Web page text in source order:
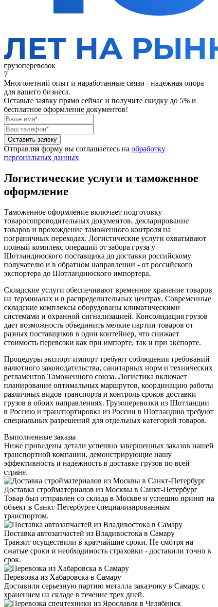
грузоперевозок
7
Многолетний опыт и наработанные связи - надежная опора
для вашего бизнеса.
Оставьте заявку прямо сейчас и получите скидку до 5% и
бесплатное оформление документов!
Оставить заявку
Отправляя форму вы соглашаетесь на обработку
персональных данных
Логистические услуги и таможенное
оформление
Таможенное оформление включает подготовку
товаросопроводительных документов, декларирование
товаров и прохождение таможенного контроля на
пограничных переходах. Логистические услуги охватывают
полный комплекс операций от забора груза у
Шотландиюского поставщика до доставки российскому
получателю и в обратном направлении - от российского
экспортера до Шотландиюского импортера.
Складские услуги обеспечивают временное хранение товаров
на терминалах и в распределительных центрах. Современные
складские комплексы оборудованы климатическими
системами и охранной сигнализацией. Консолидация грузов
дает возможность объединить мелкие партии товаров от
разных поставщиков в один контейнер, что снижает
стоимость перевозки как при импорте, так и при экспорте.
Процедуры экспорт-импорт требуют соблюдения требований
валютного законодательства, санитарных норм и технических
регламентов Таможенного союза. Логистика включает
планирование оптимальных маршрутов, координацию работы
различных видов транспорта и контроль сроков доставки
грузов в обоих направлениях. Грузоперевозки из Шотландии
в Россию и транспортировка из России в Шотландию требуют
специальных разрешений для отдельных категорий товаров.
Выполненные заказы
Ниже приведены детали успешно завершенных заказов нашей
транспортной компании, демонстрирующие нашу
эффективность и надежность в доставке грузов по всей
стране.
Доставка стройматериалов из Москвы в Санкт-Петербург
Товар был отправлен со склада в Москве и успешно принят на
объект в Санкт-Петербурге специализированным
транспортом.
Поставка автозапчастей из Владивостока в Самару
Транзит осуществили в кратчайшие сроки. Не смотря на
сжатые сроки и необходимость страховки - доставили точно в
срок.
Перевозка из Хабаровска в Самару
Доставили серьезную партию металла заказчику в Самару, с
хранением на складе в течение трех дней.